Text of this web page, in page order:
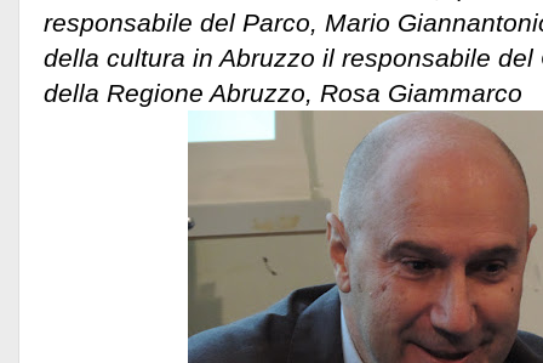
responsabile del Parco, Mario
della cultura in Abruzzo il responsabile
della Regione Abruzzo, Rosa Giammarco